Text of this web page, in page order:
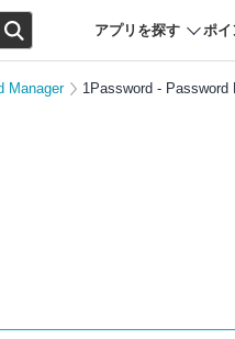
アプリを探す ポイ
Manager 1Password - Password